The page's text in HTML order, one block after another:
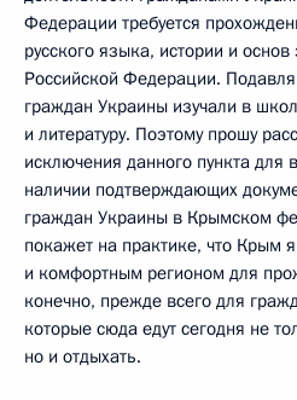
Федерации требуется
русского языка, истории и
Российской Федерации.
граждан Украины изучали в
и литературу. Поэтому прошу
исключения данного пункта
наличии подтверждающих
граждан Украины в Крымском
покажет на практике, что Крым
и комфортным регионом для
конечно, прежде всего для
которые сюда едут сегодня не
но и отдыхать.